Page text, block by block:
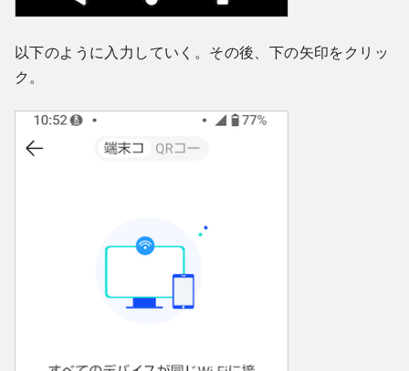
以下のように入力していく。その後、下の矢印をクリッ
ク。